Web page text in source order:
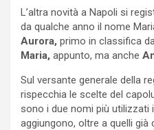
L’altra novità a Napoli si
da qualche anno il nome
Aurora, primo in classifica
Maria, appunto, ma anche
Sul versante generale della
rispecchia le scelte del
sono i due nomi più utilizzati
aggiungono, oltre a quelli già